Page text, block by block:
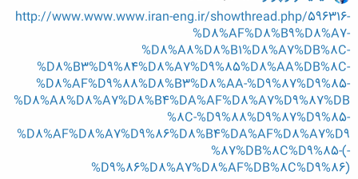
http://www.www.www.iran-eng.ir/showthread.php/596316-
%D8%AF%D8%B9%D8%A7-
%D8%A8%D8%B1%D8%A7%DB%8C-
%D8%B3%D9%84%D8%A7%D9%85%D8%AA%DB%8C-
%D8%AF%D9%88%D8%B3%D8%AA-%D9%87%D9%85-
%D8%A8%D8%A7%D8%B4%DA%AF%D8%A7%D9%87%DB
%8C-%D9%88%D9%87%D9%85-
%D8%AF%D8%A7%D9%86%D8%B4%DA%AF%D8%A7%D9
%87%DB%8C%D9%85-(-
%D9%86%D8%A7%D8%AF%DB%8C%D9%86)